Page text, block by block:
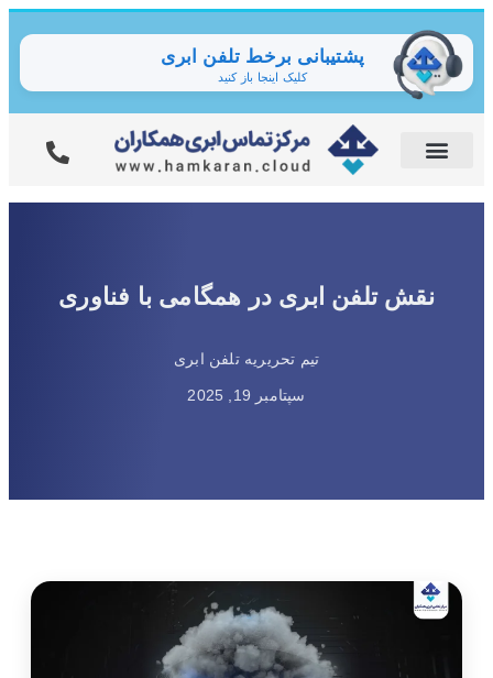
پشتیبانی برخط تلفن ابری
کلیک اینجا باز کنید
نقش تلفن ابری در همگامی با فناوری
تیم تحریریه تلفن ابری
سپتامبر 19, 2025